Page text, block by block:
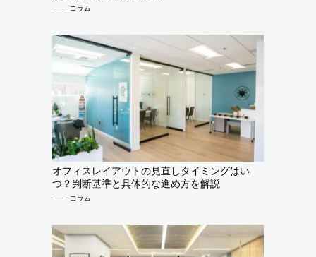
コラム
オフィスレイアウトの見直しタイミングはい
つ？判断基準と具体的な進め方を解説
コラム